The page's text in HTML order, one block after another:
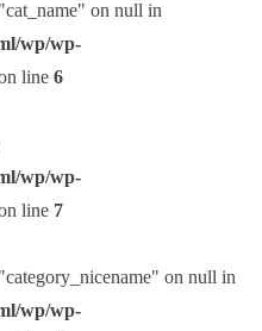
on null in
wp/wp-
line 6
wp/wp-
line 7
on null in
wp/wp-